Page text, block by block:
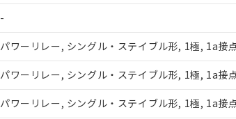
-
パワーリレー, シングル・ステイブル形, 1極, 1a接
パワーリレー, シングル・ステイブル形, 1極, 1a接
パワーリレー, シングル・ステイブル形, 1極, 1a接
記
号
説明
○ 一定数以上の在庫あり
△ 一定数には満たないが在庫あ
本サービスは、当社制御機器事業
当社制御機器事業取扱商品の中に
在庫状況および標準価格照会結果
のであり、閲覧された時点での実
い。
正式な納期状況および標準価格
当社販売員にご相談ください。